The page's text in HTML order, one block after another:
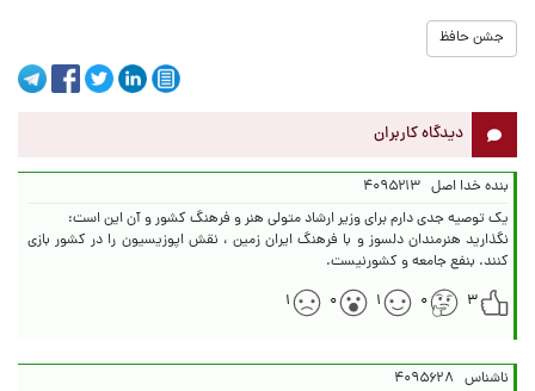
جشن حافظ
دیدگاه کاربران
بنده خدا اصل ۴۰۹۵۲۱۳
نگذارید هنرمندان دلسوز و با فرهنگ ایران زمین ، نقش اپوزیسیون را در کشور بازی
کنند. بنفع جامعه و کشورنیست.
۳
۰ ۱ ۰ ۱
ناشناس ۴۰۹۵۶۲۸